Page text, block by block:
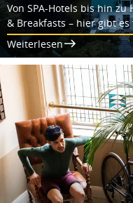
Von SPA-Hotels bis hin
& Breakfasts – hier gibt
Weiterlesen